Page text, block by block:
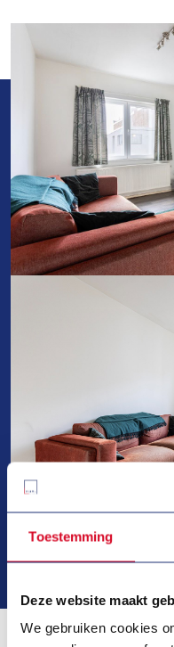
Toestemming
Deze website maakt
We gebruiken cookies